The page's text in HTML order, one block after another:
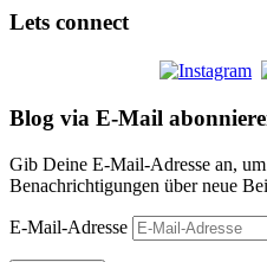
Lets connect
Blog via E-Mail
Gib Deine E-Mail-Adresse an,
Benachrichtigungen über neue
E-Mail-Adresse